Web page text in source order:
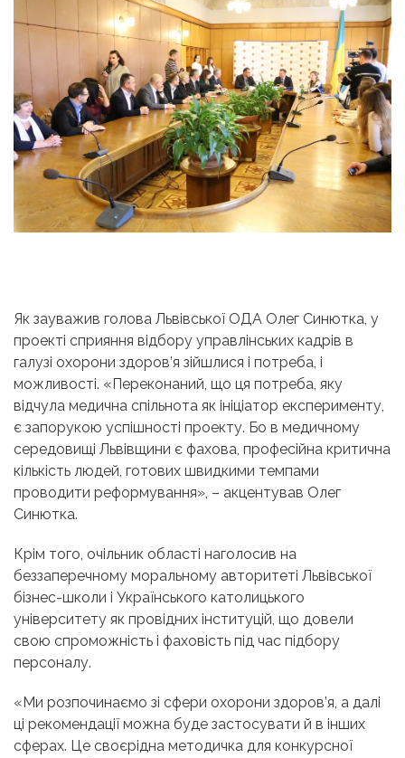
Як зауважив голова Львівської ОДА Олег Синютка, у
проекті сприяння відбору управлінських кадрів в
галузі охорони здоров’я зійшлися і потреба, і
можливості. «Переконаний, що ця потреба, яку
відчула медична спільнота як ініціатор експерименту,
є запорукою успішності проекту. Бо в медичному
середовищі Львівщини є фахова, професійна критична
кількість людей, готових швидкими темпами
проводити реформування», – акцентував Олег
Синютка.
Крім того, очільник області наголосив на
беззаперечному моральному авторитеті Львівської
бізнес-школи і Українського католицького
університету як провідних інституцій, що довели
свою спроможність і фаховість під час підбору
персоналу.
«Ми розпочинаємо зі сфери охорони здоров’я, а далі
ці рекомендації можна буде застосувати й в інших
сферах. Це своєрідна методичка для конкурсної